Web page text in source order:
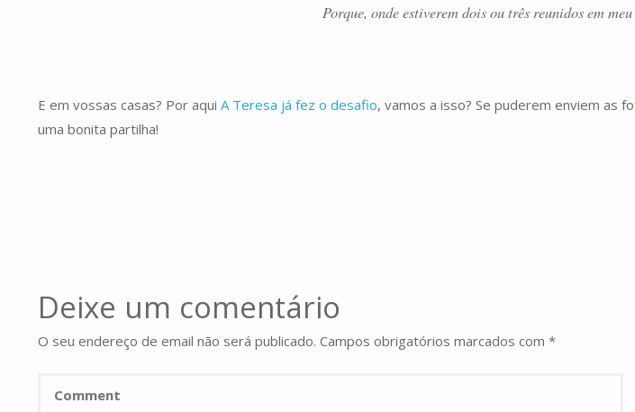
Porque, onde estiverem dois ou três reunidos em
E em vossas casas? Por aqui A Teresa já fez o desafio, vamos a isso? Se puderem enviem as
uma bonita partilha!
Deixe um comentário
O seu endereço de email não será publicado. Campos obrigatórios marcados com *